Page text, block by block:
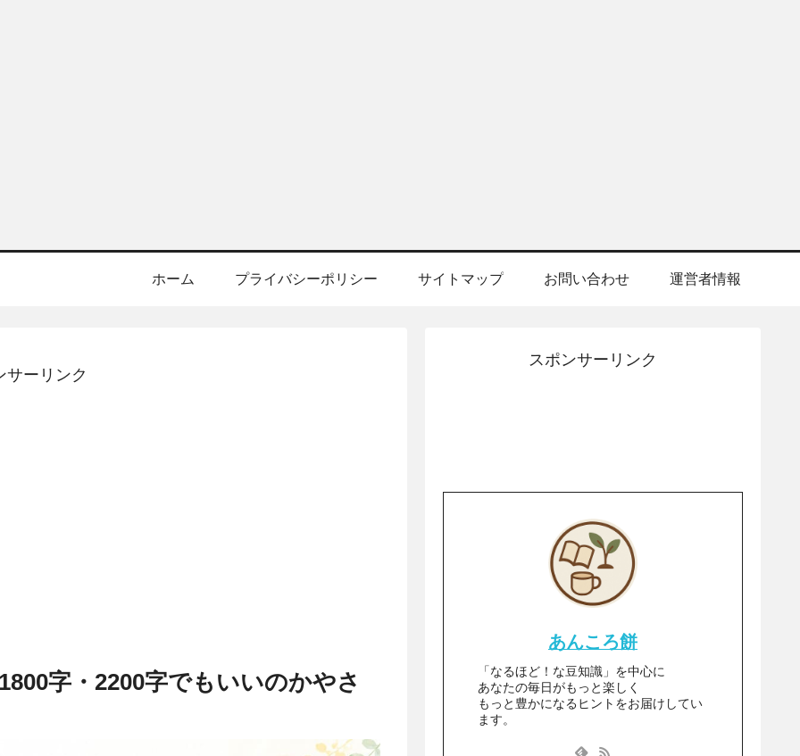
ホーム プライバシーポリシー サイトマップ お問い合わせ 運営者情報
サーリンク
字・2200字でもいいのかやさ
スポンサーリンク
あんころ餅
「なるほど！な豆知識」を中心に
あなたの毎日がもっと楽しく
もっと豊かになるヒントをお届けしてい
ます。